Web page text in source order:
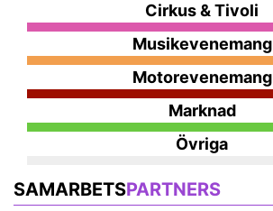
Cirkus & Tivoli
Musikevenemang
Motorevenemang
Marknad
Övriga
SAMARBETSPARTNERS